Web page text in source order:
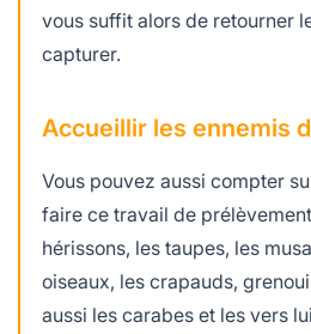
vous suffit alors de retourner
capturer.
Accueillir les ennemis
Vous pouvez aussi compter
faire ce travail de
hérissons, les taupes, les
oiseaux, les crapauds,
aussi les carabes et les vers